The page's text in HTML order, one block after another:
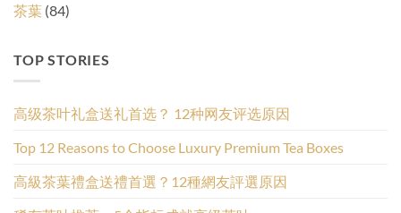
茶葉 (84)
TOP STORIES
高级茶叶礼盒送礼首选？ 12种网友评选原因
Top 12 Reasons to Choose Luxury Premium Tea Boxes
高級茶葉禮盒送禮首選？12種網友評選原因